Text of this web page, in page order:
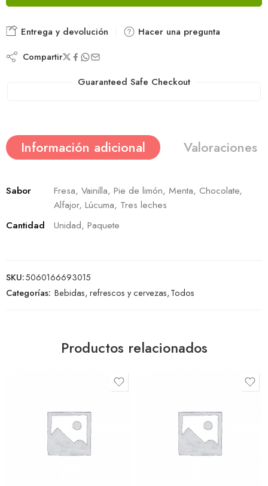
Entrega y devolución Hacer una pregunta
Compartir
Guaranteed Safe Checkout
Información adicional Valoraciones
Sabor
Fresa, Vainilla, Pie de limón, Menta, Chocolate,
Alfajor, Lúcuma, Tres leches
Cantidad
Unidad, Paquete
SKU:5060166693015
Categorías: Bebidas, refrescos y cervezas,Todos
Productos relacionados